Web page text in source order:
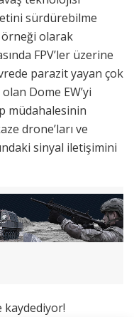
sürdürebilme
örneği olarak
FPV’ler üzerine
parazit yayan çok
Dome EW’yi
müdahalesinin
drone’ları ve
sinyal iletişimini
kaydediyor!